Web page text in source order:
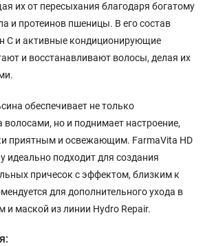
их от пересыхания благодаря богатому
и протеинов пшеницы. В его состав
С и активные кондиционирующие
и восстанавливают волосы, делая их
обеспечивает не только
волосами, но и поднимает настроение,
приятным и освежающим. FarmaVita HD
идеально подходит для создания
причесок с эффектом, близким к
для дополнительного ухода в
и маской из линии Hydro Repair.